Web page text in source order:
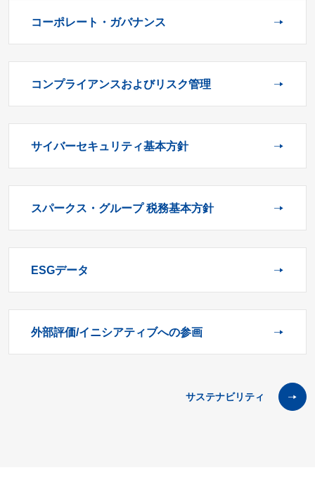
コーポレート・ガバナンス
コンプライアンスおよびリスク管理
サイバーセキュリティ基本方針
スパークス・グループ 税務基本方針
ESGデータ
外部評価/イニシアティブへの参画
サステナビリティ